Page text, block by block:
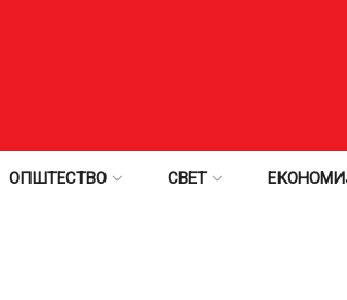
ОПШТЕСТВО СВЕТ